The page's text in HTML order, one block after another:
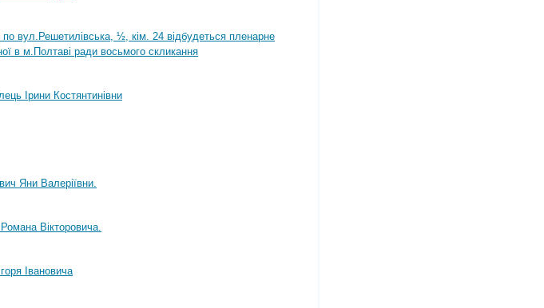
вул.Решетилівська, ½, кім. 24 відбудеться пленарне
в м.Полтаві ради восьмого скликання
Ірини Костянтинівни
Яни Валеріївни.
Вікторовича.
Івановича